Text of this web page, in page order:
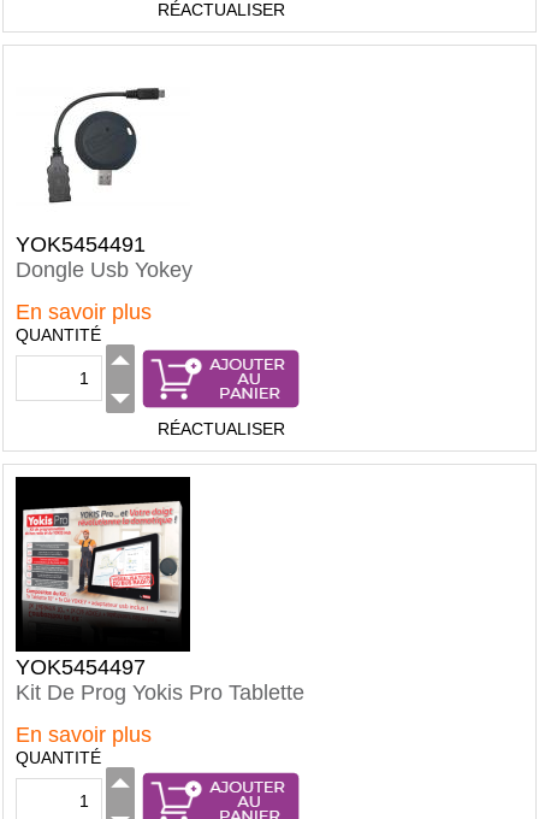
RÉACTUALISER
YOK5454491
Dongle Usb Yokey
En savoir plus
QUANTITÉ
RÉACTUALISER
YOK5454497
Kit De Prog Yokis Pro Tablette
En savoir plus
QUANTITÉ